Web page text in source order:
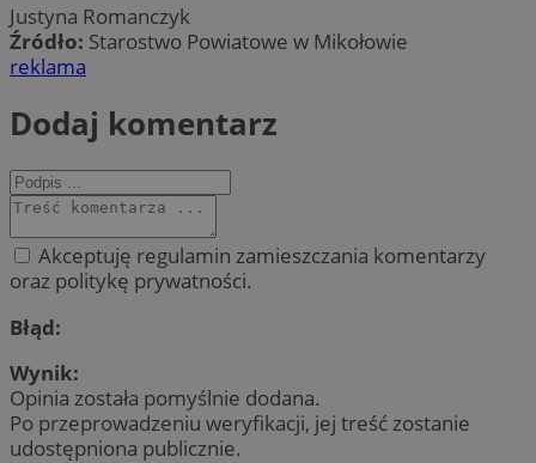
Justyna Romanczyk
Źródło: Starostwo Powiatowe w Mikołowie
reklama
Dodaj komentarz
Akceptuję regulamin zamieszczania komentarzy
oraz politykę prywatności.
Błąd:
Wynik:
Opinia została pomyślnie dodana.
Po przeprowadzeniu weryfikacji, jej treść zostanie
udostępniona publicznie.